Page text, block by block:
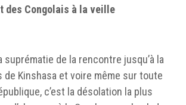
des Congolais à la veille
suprématie de la rencontre jusqu’à la
de Kinshasa et voire même sur toute
c’est la désolation la plus